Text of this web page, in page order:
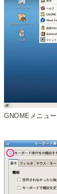
GNOMEメニュ